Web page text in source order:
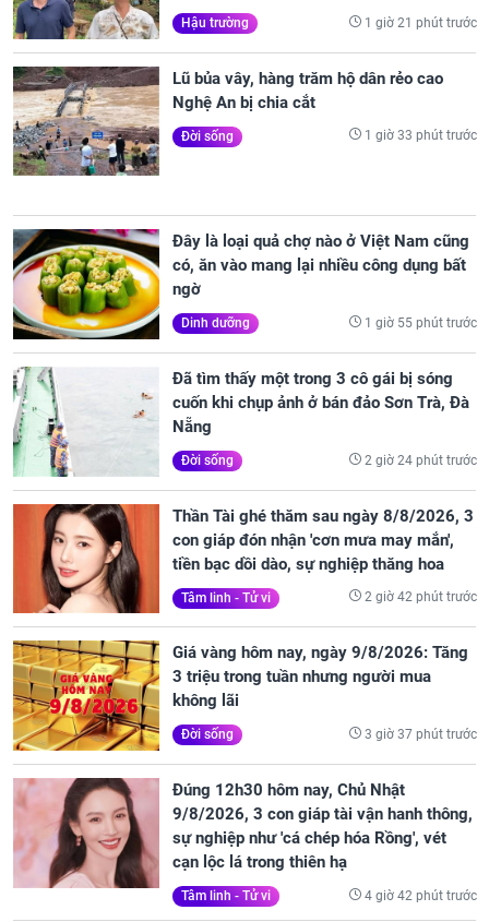
Hậu trường 1 giờ 21 phút trước
Lũ bủa vây, hàng trăm hộ dân rẻo cao
Nghệ An bị chia cắt
Đời sống 1 giờ 33 phút trước
Đây là loại quả chợ nào ở Việt Nam cũng
có, ăn vào mang lại nhiều công dụng bất
ngờ
Dinh dưỡng 1 giờ 55 phút trước
Đã tìm thấy một trong 3 cô gái bị sóng
cuốn khi chụp ảnh ở bán đảo Sơn Trà, Đà
Nẵng
Đời sống 2 giờ 24 phút trước
Thần Tài ghé thăm sau ngày 8/8/2026, 3
con giáp đón nhận 'cơn mưa may mắn',
tiền bạc dồi dào, sự nghiệp thăng hoa
Tâm linh - Tử vi 2 giờ 42 phút trước
Giá vàng hôm nay, ngày 9/8/2026: Tăng
3 triệu trong tuần nhưng người mua
không lãi
Đời sống 3 giờ 37 phút trước
Đúng 12h30 hôm nay, Chủ Nhật
9/8/2026, 3 con giáp tài vận hanh thông,
sự nghiệp như 'cá chép hóa Rồng', vét
cạn lộc lá trong thiên hạ
Tâm linh - Tử vi 4 giờ 42 phút trước